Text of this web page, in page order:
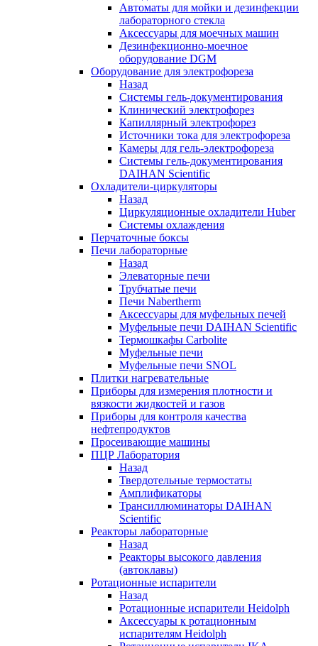
Автоматы для мойки и дезинфекции
лабораторного стекла
Аксессуары для моечных машин
Дезинфекционно-моечное
оборудование DGM
Оборудование для электрофореза
Назад
Системы гель-документирования
Клинический электрофорез
Капиллярный электрофорез
Источники тока для электрофореза
Камеры для гель-электрофореза
Системы гель-документирования
DAIHAN Scientific
Охладители-циркуляторы
Назад
Циркуляционные охладители Huber
Системы охлаждения
Перчаточные боксы
Печи лабораторные
Назад
Элеваторные печи
Трубчатые печи
Печи Nabertherm
Аксессуары для муфельных печей
Муфельные печи DAIHAN Scientific
Термошкафы Carbolite
Муфельные печи
Муфельные печи SNOL
Плитки нагревательные
Приборы для измерения плотности и
вязкости жидкостей и газов
Приборы для контроля качества
нефтепродуктов
Просеивающие машины
ПЦР Лаборатория
Назад
Твердотельные термостаты
Амплификаторы
Трансиллюминаторы DAIHAN
Scientific
Реакторы лабораторные
Назад
Реакторы высокого давления
(автоклавы)
Ротационные испарители
Назад
Ротационные испарители Heidolph
Аксессуары к ротационным
испарителям Heidolph